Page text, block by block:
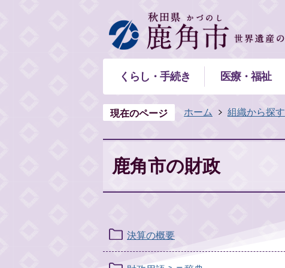
くらし・手続き 医療・福祉
現在のページ ホーム 組織から探す
鹿角市の財政
決算の概要